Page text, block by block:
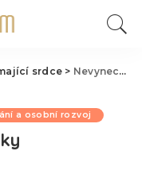
srdce > Nevynechte kroužky nauky
a osobní rozvoj